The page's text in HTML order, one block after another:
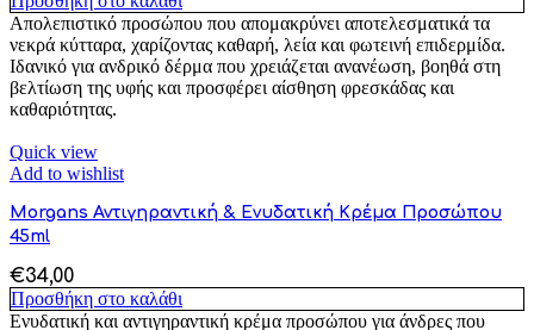
Απολεπιστικό προσώπου που απομακρύνει αποτελεσματικά τα
νεκρά κύτταρα, χαρίζοντας καθαρή, λεία και φωτεινή επιδερμίδα.
Ιδανικό για ανδρικό δέρμα που χρειάζεται ανανέωση, βοηθά στη
βελτίωση της υφής και προσφέρει αίσθηση φρεσκάδας και
καθαριότητας.
Quick view
Add to wishlist
Morgans Αντιγηραντική & Ενυδατική Κρέμα Προσώπου
45ml
€34,00
Προσθήκη στο καλάθι
Ενυδατική και αντιγηραντική κρέμα προσώπου για άνδρες που